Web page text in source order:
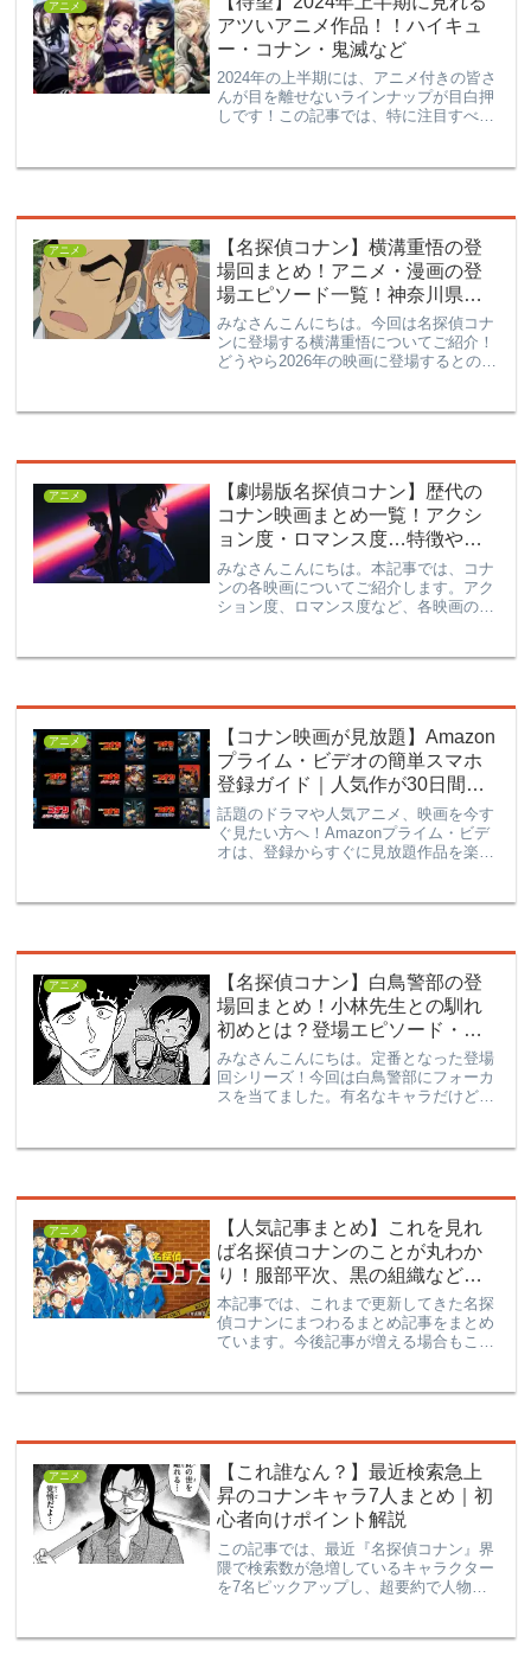
アニメ
アツいアニメ作品！！ハイキュ
ー・コナン・鬼滅など
2024年の上半期には、アニメ付きの皆さ
んが目を離せないラインナップが目白押
しです！この記事では、特に注目すべき
ら見逃せない、ハイキュー、名探偵コナ
アニメ
【名探偵コナン】横溝重悟の登
場回まとめ！アニメ・漫画の登
場エピソード一覧！神奈川県警
の萩原千速との関係は…？
みなさんこんにちは。今回は名探偵コナ
ンに登場する横溝重悟についてご紹介！
どうやら2026年の映画に登場するとのこ
ゃいましょう！横溝重悟について横溝重
アニメ
【劇場版名探偵コナン】歴代の
コナン映画まとめ一覧！アクシ
ョン度・ロマンス度…特徴や見
どころを作品ごとに徹底解説！
みなさんこんにちは。本記事では、コナ
ンの各映画についてご紹介します。アク
ション度、ロマンス度など、各映画の要
幸いです。
アニメ
【コナン映画が見放題】Amazon
プライム・ビデオの簡単スマホ
登録ガイド｜人気作が30日間見
放題！
話題のドラマや人気アニメ、映画を今す
ぐ見たい方へ！Amazonプライム・ビデ
オは、登録からすぐに見放題作品を楽し
Amazonプライム・ビデオの概要項目内
アニメ
【名探偵コナン】白鳥警部の登
場回まとめ！小林先生との馴れ
初めとは？登場エピソード・巻
数 一覧！
みなさんこんにちは。定番となった登場
回シリーズ！今回は白鳥警部にフォーカ
スを当てました。有名なキャラだけど、
ませんか？白鳥警部の恋人にも注目♡白
アニメ
【人気記事まとめ】これを見れ
ば名探偵コナンのことが丸わか
り！服部平次、黒の組織などま
とめ記事一覧！
本記事では、これまで更新してきた名探
偵コナンにまつわるまとめ記事をまとめ
ています。今後記事が増える場合もこち
クをお願いします！
アニメ
【これ誰なん？】最近検索急上
昇のコナンキャラ7人まとめ｜初
心者向けポイント解説
この記事では、最近『名探偵コナン』界
隈で検索数が急増しているキャラクター
を7名ピックアップし、超要約で人物像
さ るみ）立場：帝丹小学校１年Ｂ組の